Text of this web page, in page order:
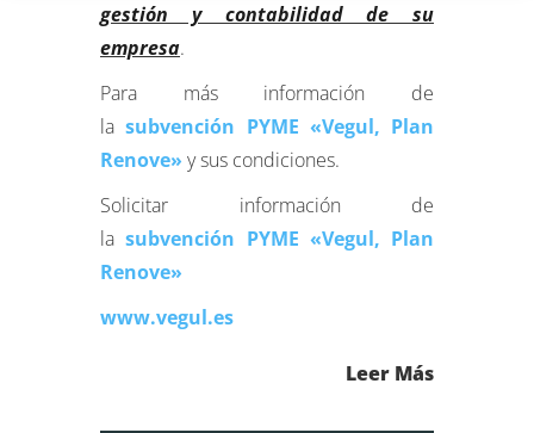
gestión y contabilidad de su
empresa.
Para más información de
lasubvención PYME «Vegul, Plan
Renove» y sus condiciones.
Solicitar información de
lasubvención PYME «Vegul, Plan
Renove»
www.vegul.es
Leer Más